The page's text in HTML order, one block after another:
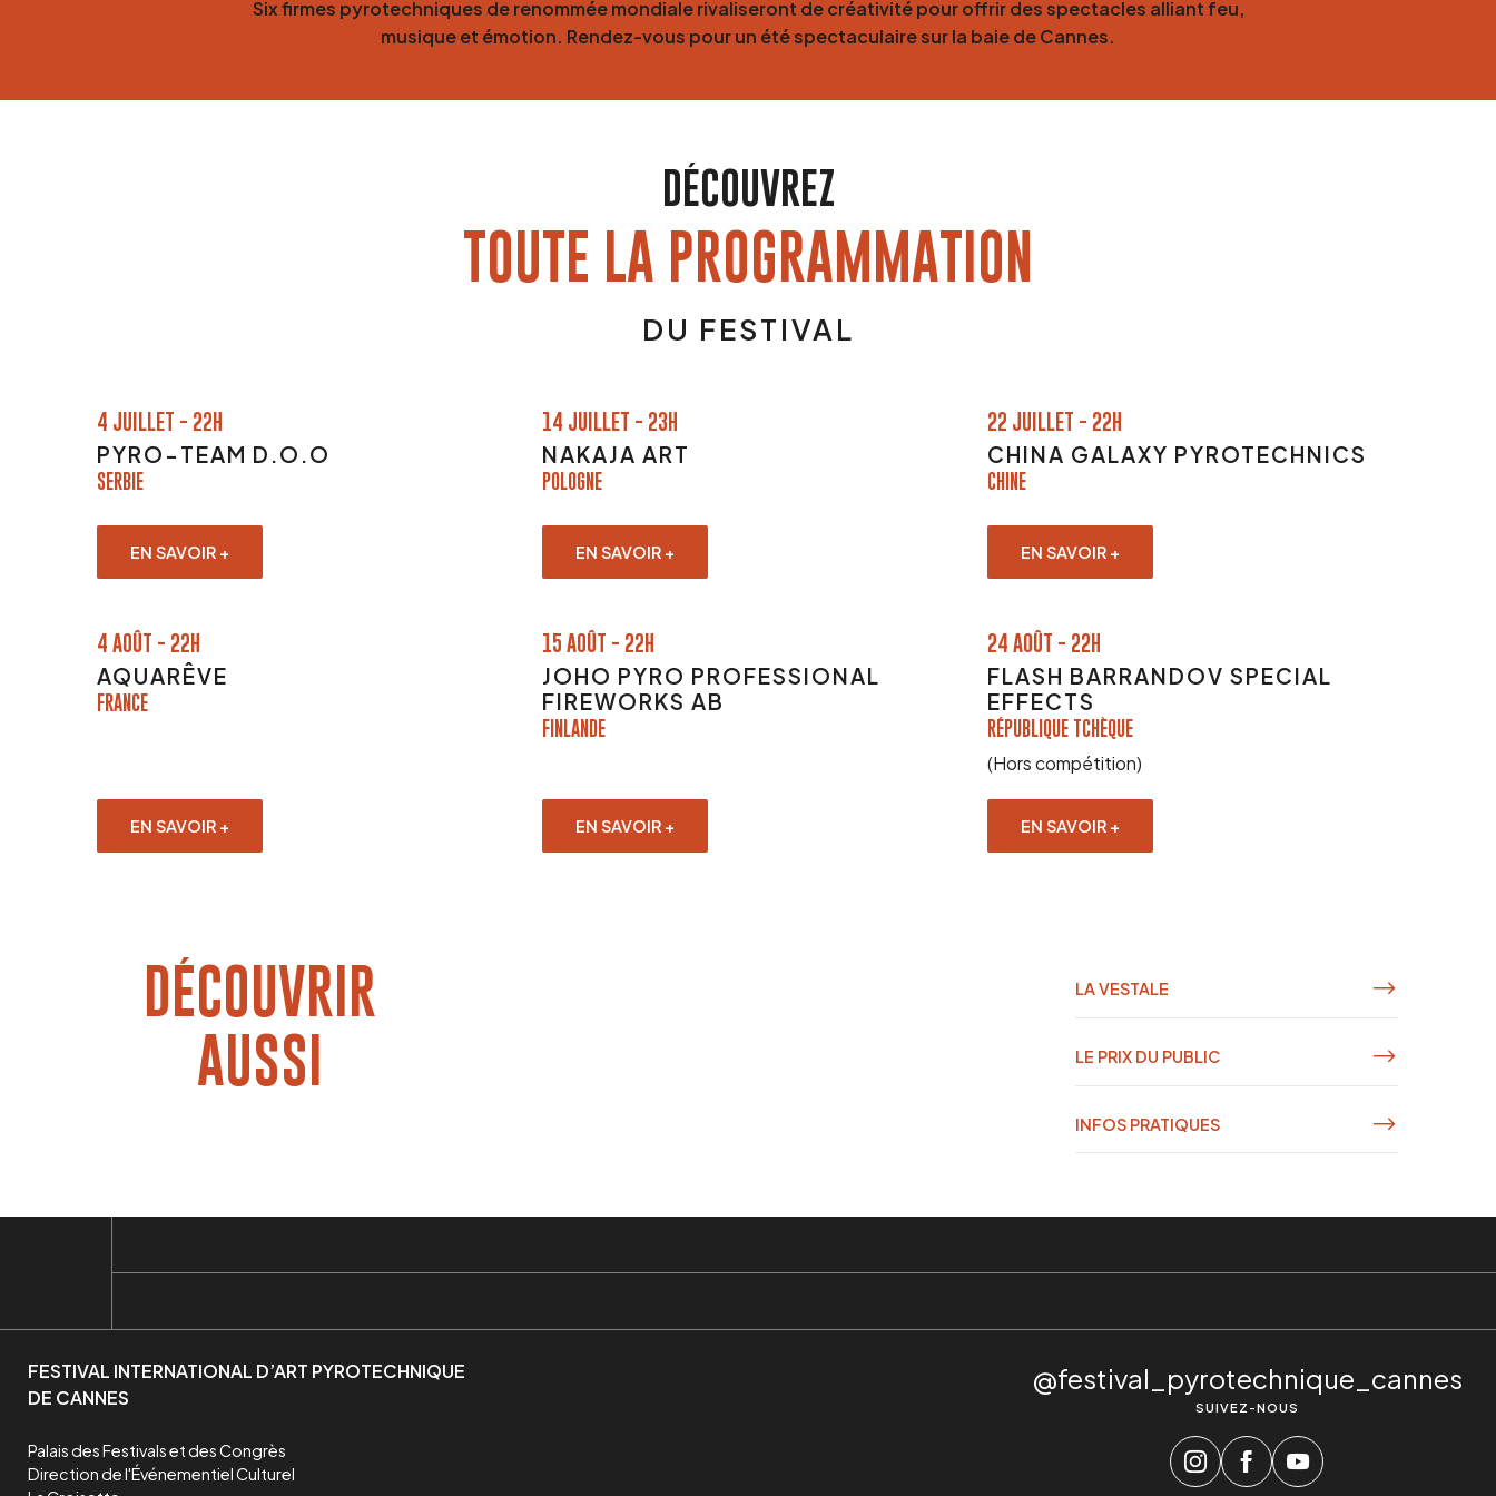
Six firmes pyrotechniques de renommée mondiale rivaliseront de créativité pour offrir des spectacles alliant feu,
musique et émotion. Rendez-vous pour un été spectaculaire sur la baie de Cannes.
DÉCOUVREZ
TOUTE LA PROGRAMMATION
DU FESTIVAL
4 JUILLET - 22H
PYRO-TEAM D.O.O
SERBIE
EN SAVOIR +
14 JUILLET - 23H
NAKAJA ART
POLOGNE
EN SAVOIR +
22 JUILLET - 22H
CHINA GALAXY PYROTECHNICS
CHINE
EN SAVOIR +
4 AOÛT - 22H
AQUARÊVE
FRANCE
EN SAVOIR +
15 AOÛT - 22H
JOHO PYRO PROFESSIONAL
FIREWORKS AB
FINLANDE
EN SAVOIR +
24 AOÛT - 22H
FLASH BARRANDOV SPECIAL
EFFECTS
RÉPUBLIQUE TCHÈQUE
(Hors compétition)
EN SAVOIR +
DÉCOUVRIR
AUSSI
LA VESTALE
LE PRIX DU PUBLIC
INFOS PRATIQUES
FESTIVAL INTERNATIONAL D’ART PYROTECHNIQUE
DE CANNES
Palais des Festivals et des Congrès
Direction de l'Événementiel Culturel
@festival_pyrotechnique_cannes
SUIVEZ-NOUS